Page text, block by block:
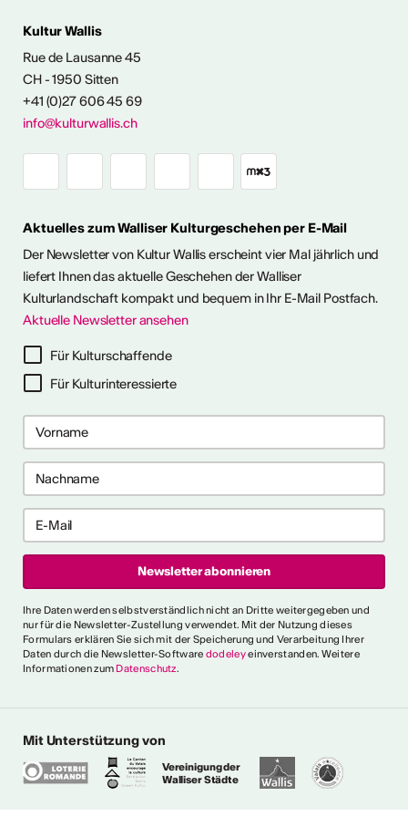
& KONTAKT
abonnieren
2024/2025
Kultur Wallis
Rue de Lausanne 45
CH - 1950 Sitten
+41 (0)27 606 45 69
info@kulturwallis.ch
Aktuelles zum Walliser Kulturgeschehen per E-Mail
Der Newsletter von Kultur Wallis erscheint vier Mal jährlich und
liefert Ihnen das aktuelle Geschehen der Walliser
Kulturlandschaft kompakt und bequem in Ihr E-Mail Postfach.
Aktuelle Newsletter ansehen
Für Kulturschaffende
Für Kulturinteressierte
Ihre Daten werden selbstverständlich nicht an Dritte weitergegeben und
nur für die Newsletter-Zustellung verwendet. Mit der Nutzung dieses
Formulars erklären Sie sich mit der Speicherung und Verarbeitung Ihrer
Daten durch die Newsletter-Software dodeleyeinverstanden. Weitere
Informationen zum Datenschutz.
Mit Unterstützung von
Vereinigung der
Walliser Städte